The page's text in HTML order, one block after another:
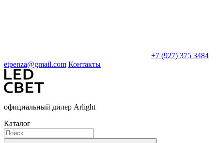
+7 (927) 375 3484
etpenza@gmail.com Контакты
официальный дилер Arlight
Каталог